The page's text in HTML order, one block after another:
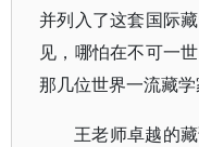
并列入了这套国际
见，哪怕在不可一
那几位世界一流藏学
王老师卓越的